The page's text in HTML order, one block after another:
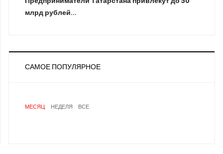
млрд рублей...
САМОЕ ПОПУЛЯРНОЕ
МЕСЯЦ НЕДЕЛЯ ВСЕ